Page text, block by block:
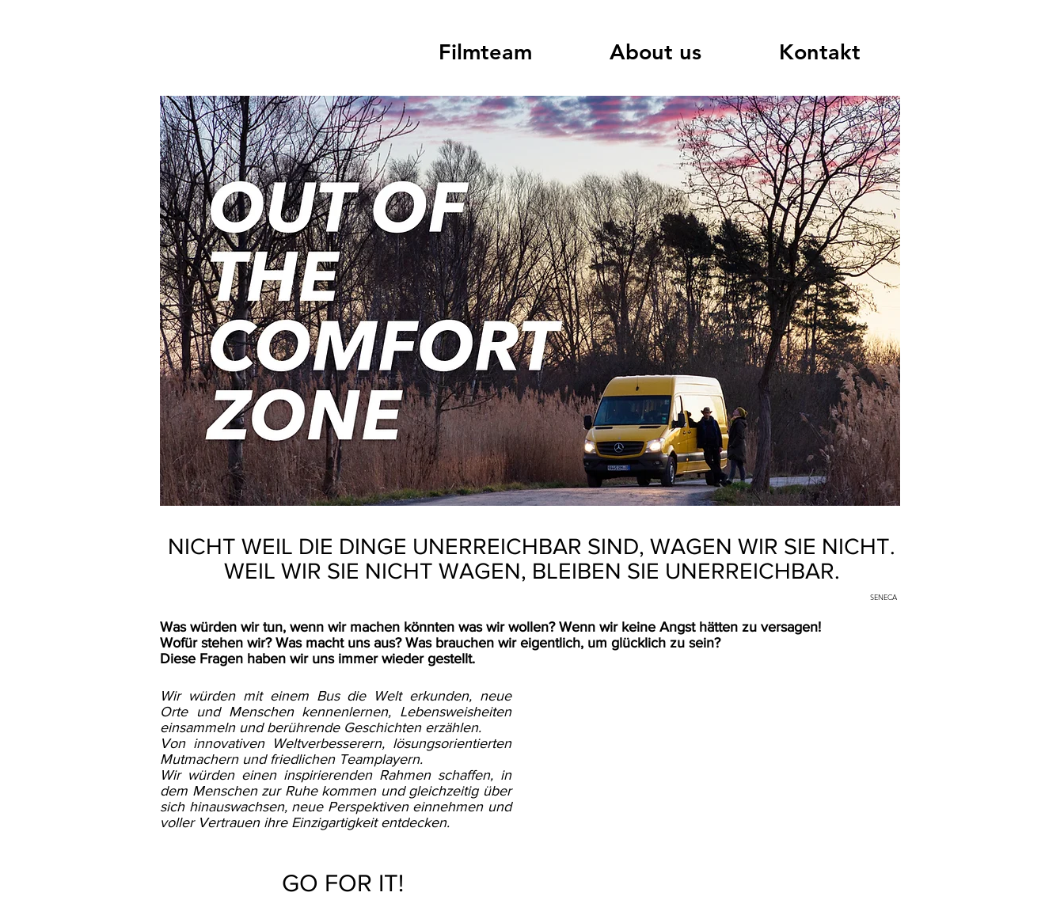
Filmteam About us Kontakt
NICHT WEIL DIE DINGE UNERREICHBAR SIND, WAGEN WIR SIE NICHT.
WEIL WIR SIE NICHT WAGEN, BLEIBEN SIE UNERREICHBAR.
SENECA
Was würden wir tun, wenn wir machen könnten was wir wollen? Wenn wir keine Angst hätten zu versagen!
Wofür stehen wir? Was macht uns aus? Was brauchen wir eigentlich, um glücklich zu sein?
Diese Fragen haben wir uns immer wieder gestellt.
Wir würden mit einem Bus die Welt erkunden, neue
Orte und Menschen kennenlernen, Lebensweisheiten
einsammeln und berührende Geschichten erzählen.
Von innovativen Weltverbesserern, lösungsorientierten
Mutmachern und friedlichen Teamplayern.
Wir würden einen inspirierenden Rahmen schaffen, in
dem Menschen zur Ruhe kommen und gleichzeitig über
sich hinauswachsen, neue Perspektiven einnehmen und
voller Vertrauen ihre Einzigartigkeit entdecken.
GO FOR IT!